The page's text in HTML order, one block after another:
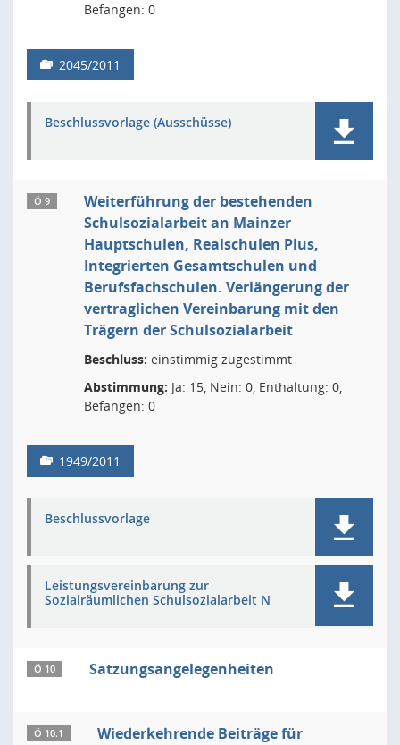
Befangen: 0
2045/2011
Beschlussvorlage (Ausschüsse)
Ö 9
Weiterführung der bestehenden
Schulsozialarbeit an Mainzer
Hauptschulen, Realschulen Plus,
Integrierten Gesamtschulen und
Berufsfachschulen. Verlängerung der
vertraglichen Vereinbarung mit den
Trägern der Schulsozialarbeit
Beschluss: einstimmig zugestimmt
Abstimmung: Ja: 15, Nein: 0, Enthaltung: 0,
Befangen: 0
1949/2011
Beschlussvorlage
Leistungsvereinbarung zur
Sozialräumlichen Schulsozialarbeit N
Ö 10 Satzungsangelegenheiten
Ö 10.1
Wiederkehrende Beiträge für